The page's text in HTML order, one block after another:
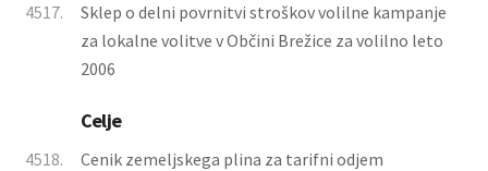
4517.
Sklep o delni povrnitvi stroškov volilne kampanje
za lokalne volitve v Občini Brežice za volilno leto
2006
Celje
4518.
Cenik zemeljskega plina za tarifni odjem